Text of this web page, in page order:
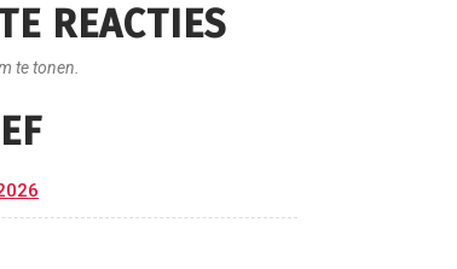
REACTIES
te tonen.